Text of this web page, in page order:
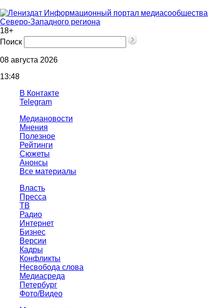
Информационный портал медиасообщества
Северо-Западного региона
18+
Поиск
08 августа 2026
13:48
В Контакте
Telegram
Медиановости
Мнения
Полезное
Рейтинги
Сюжеты
Анонсы
Все материалы
Власть
Пресса
ТВ
Радио
Интернет
Бизнес
Версии
Кадры
Конфликты
Несвобода слова
Медиасреда
Петербург
Фото/Видео